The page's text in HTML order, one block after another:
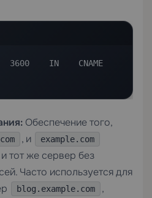
3600    IN    CNAME
Обеспечение того,
, и example.com
тот же сервер без
Часто используется для
blog.example.com
,